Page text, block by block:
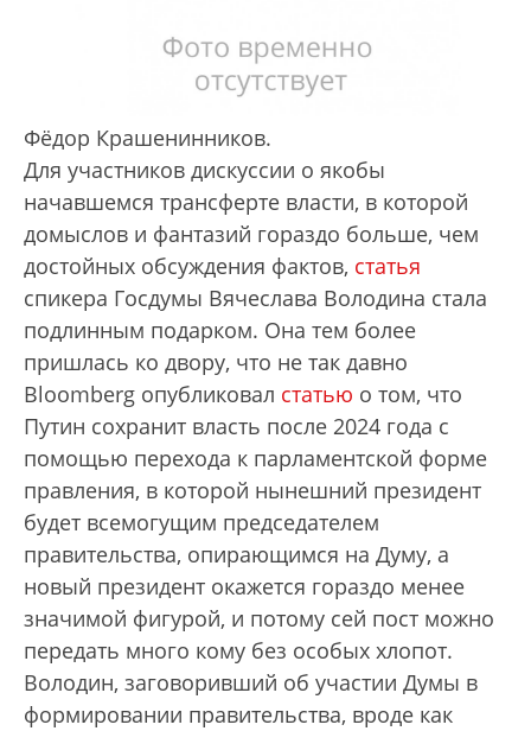
Фёдор Крашенинников.
Для участников дискуссии о якобы
начавшемся трансферте власти, в которой
домыслов и фантазий гораздо больше, чем
достойных обсуждения фактов, статья
спикера Госдумы Вячеслава Володина стала
подлинным подарком. Она тем более
пришлась ко двору, что не так давно
Bloomberg опубликовал статью о том, что
Путин сохранит власть после 2024 года с
помoщью перехода к парламентской форме
правления, в которой нынешний президент
будет всемогущим председателем
правительства, опирающимся на Думу, а
новый президент окажется гораздо менее
значимой фигурой, и потому сей пост можно
передать много кому без особых хлопот.
Володин, заговоривший об участии Думы в
формировании правительства, вроде как